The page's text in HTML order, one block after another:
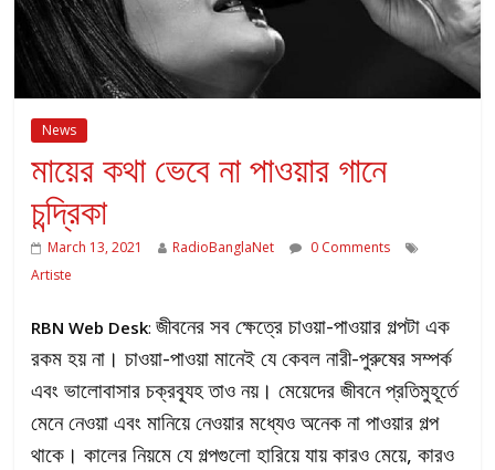
News
মায়ের কথা ভেবে না পাওয়ার গানে
চন্দ্রিকা
March 13, 2021 RadioBanglaNet
0 Comments
Artiste
RBN Web Desk:জীবনের সব ক্ষেত্রে চাওয়া-পাওয়ার গল্পটা এক
রকম হয় না। চাওয়া-পাওয়া মানেই যে কেবল নারী-পুরুষের সম্পর্ক
এবং ভালোবাসার চক্রব্যূহ তাও নয়। মেয়েদের জীবনে প্রতিমুহূর্তে
মেনে নেওয়া এবং মানিয়ে নেওয়ার মধ্যেও অনেক না পাওয়ার গল্প
থাকে। কালের নিয়মে যে গল্পগুলো হারিয়ে যায় কারও মেয়ে, কারও